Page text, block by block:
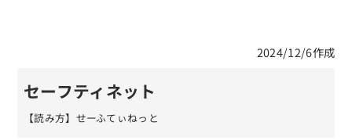
2024/12/6作成
セーフティネット
【読み方】せーふてぃねっと